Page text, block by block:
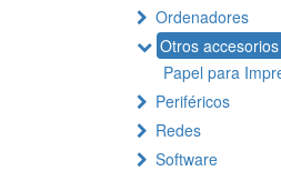
Ordenadores
Otros accesorios
Papel para
Periféricos
Redes
Software